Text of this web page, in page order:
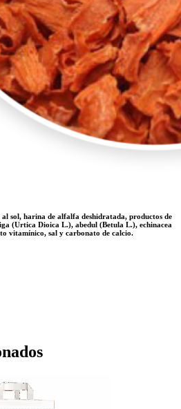
sol, harina de alfalfa deshidratada, productos de
(Urtica Dioica L.), abedul (Betula L.), echinacea
vitamínico, sal y carbonato de calcio.